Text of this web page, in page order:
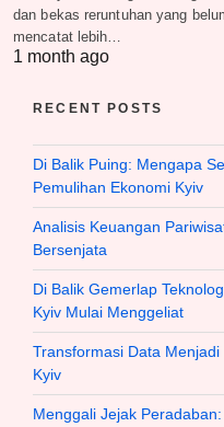
dan bekas reruntuhan yang
mencatat lebih…
1 month ago
RECENT POSTS
Di Balik Puing: Mengapa
Pemulihan Ekonomi Kyiv
Analisis Keuangan
Bersenjata
Di Balik Gemerlap
Kyiv Mulai Menggeliat
Transformasi Data
Kyiv
Menggali Jejak